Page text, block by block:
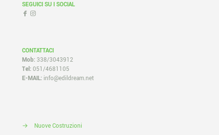
SEGUICI SU I SOCIAL
CONTATTACI
Mob: 338/3043912
Tel: 051/4681105
E-MAIL: info@edildream.net
→
Nuove Costruzioni